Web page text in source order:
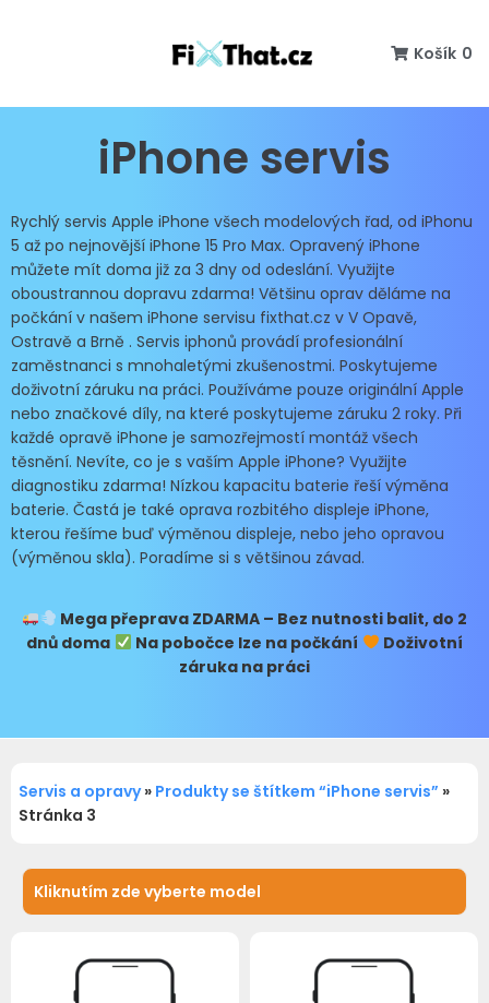
Košík 0
iPhone servis
Rychlý servis Apple iPhone všech modelových řad, od iPhonu
5 až po nejnovější iPhone 15 Pro Max. Opravený iPhone
můžete mít doma již za 3 dny od odeslání. Využijte
oboustrannou dopravu zdarma! Většinu oprav děláme na
počkání v našem iPhone servisu fixthat.cz v V Opavě,
Ostravě a Brně . Servis iphonů provádí profesionální
zaměstnanci s mnohaletými zkušenostmi. Poskytujeme
doživotní záruku na práci. Používáme pouze originální Apple
nebo značkové díly, na které poskytujeme záruku 2 roky. Při
každé opravě iPhone je samozřejmostí montáž všech
těsnění. Nevíte, co je s vaším Apple iPhone? Využijte
diagnostiku zdarma! Nízkou kapacitu baterie řeší výměna
baterie. Častá je také oprava rozbitého displeje iPhone,
kterou řešíme buď výměnou displeje, nebo jeho opravou
(výměnou skla). Poradíme si s většinou závad.
Mega přepravaZDARMA – Bez nutnosti balit, do 2
dnů doma
Na pobočce lze na počkání
Doživotní
záruka na práci
Servis a opravy» Produkty se štítkem “iPhone servis” »
Stránka 3